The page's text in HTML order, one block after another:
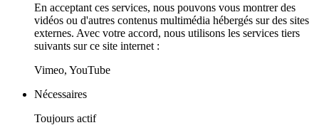
En acceptant ces services, nous pouvons vous montrer des
vidéos ou d'autres contenus multimédia hébergés sur des sites
externes. Avec votre accord, nous utilisons les services tiers
suivants sur ce site internet :
Vimeo, YouTube
Nécessaires
Toujours actif